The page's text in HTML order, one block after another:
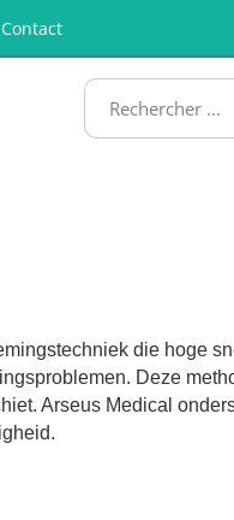
Contact
die hoge
Deze
Arseus Medical